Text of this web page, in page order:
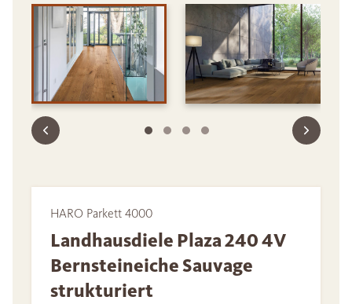
HARO Parkett 4000
Landhausdiele Plaza 240 4V
Bernsteineiche Sauvage
strukturiert